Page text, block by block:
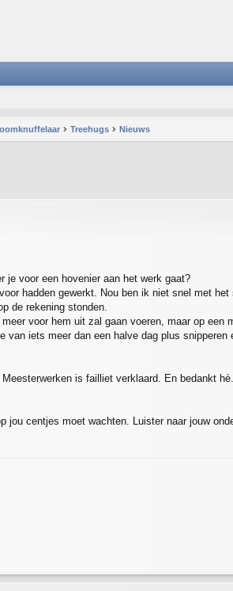
Treehugs Nieuws
je voor een hovenier aan het werk gaat?
hadden gewerkt. Nou ben ik niet snel met
de rekening stonden.
voor hem uit zal gaan voeren, maar op een
iets meer dan een halve dag plus
is failliet verklaard. En bedankt
centjes moet wachten. Luister naar jouw